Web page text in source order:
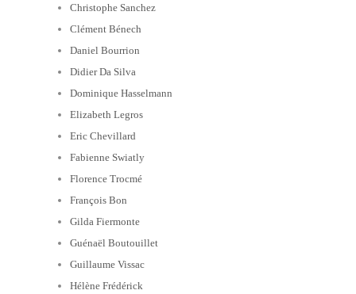
Christophe Sanchez
Clément Bénech
Daniel Bourrion
Didier Da Silva
Dominique Hasselmann
Elizabeth Legros
Eric Chevillard
Fabienne Swiatly
Florence Trocmé
François Bon
Gilda Fiermonte
Guénaël Boutouillet
Guillaume Vissac
Hélène Frédérick